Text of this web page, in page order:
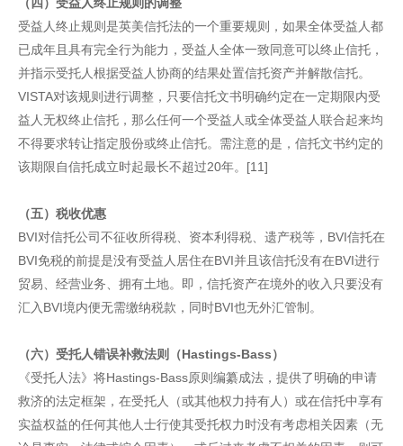
受益人终止规则是英美信托法的一个重要规则，如果全体受益人都
已成年且具有完全行为能力，受益人全体一致同意可以终止信托，
并指示受托人根据受益人协商的结果处置信托资产并解散信托。
VISTA对该规则进行调整，只要信托文书明确约定在一定期限内受
益人无权终止信托，那么任何一个受益人或全体受益人联合起来均
不得要求转让指定股份或终止信托。需注意的是，信托文书约定的
该期限自信托成立时起最长不超过20年。[11]
（五）税收优惠
BVI对信托公司不征收所得税、资本利得税、遗产税等，BVI信托在
BVI免税的前提是没有受益人居住在BVI并且该信托没有在BVI进行
贸易、经营业务、拥有土地。即，信托资产在境外的收入只要没有
汇入BVI境内便无需缴纳税款，同时BVI也无外汇管制。
（六）受托人错误补救法则（Hastings-Bass）
《受托人法》将Hastings-Bass原则编纂成法，提供了明确的申请
救济的法定框架，在受托人（或其他权力持有人）或在信托中享有
实益权益的任何其他人士行使其受托权力时没有考虑相关因素（无